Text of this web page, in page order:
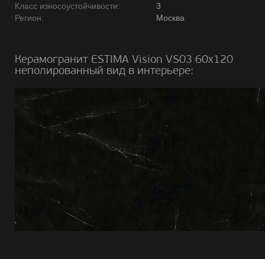
Класс износоустойчивости:
3
Регион:
Москва
Керамогранит ESTIMA Vision VS03 60х120
неполированный вид в интерьере: